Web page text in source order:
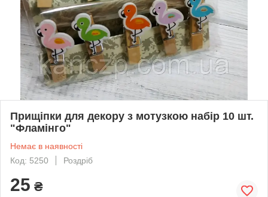
Прищіпки для декору з мотузкою набір 10 шт.
"Фламінго"
Немає в наявності
Код: 5250
Роздріб
25 ₴